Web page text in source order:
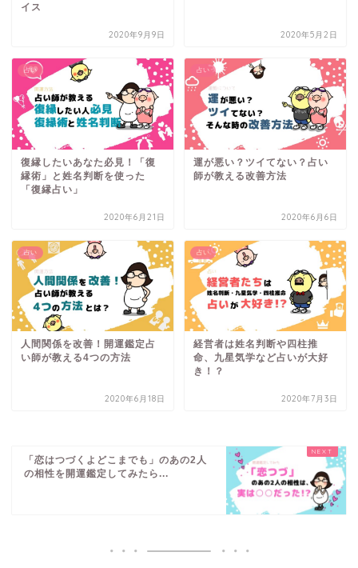
イス
2020年9月9日 2020年5月2日
占い
復縁したいあなた必見！「復
縁術」と姓名判断を使った
「復縁占い」
2020年6月21日
占い
運が悪い？ツイてない？占い
師が教える改善方法
2020年6月6日
占い
人間関係を改善！開運鑑定占
い師が教える4つの方法
2020年6月18日
占い
経営者は姓名判断や四柱推
命、九星気学など占いが大好
き！？
2020年7月3日
「恋はつづくよどこまでも」のあの2人
の相性を開運鑑定してみたら...